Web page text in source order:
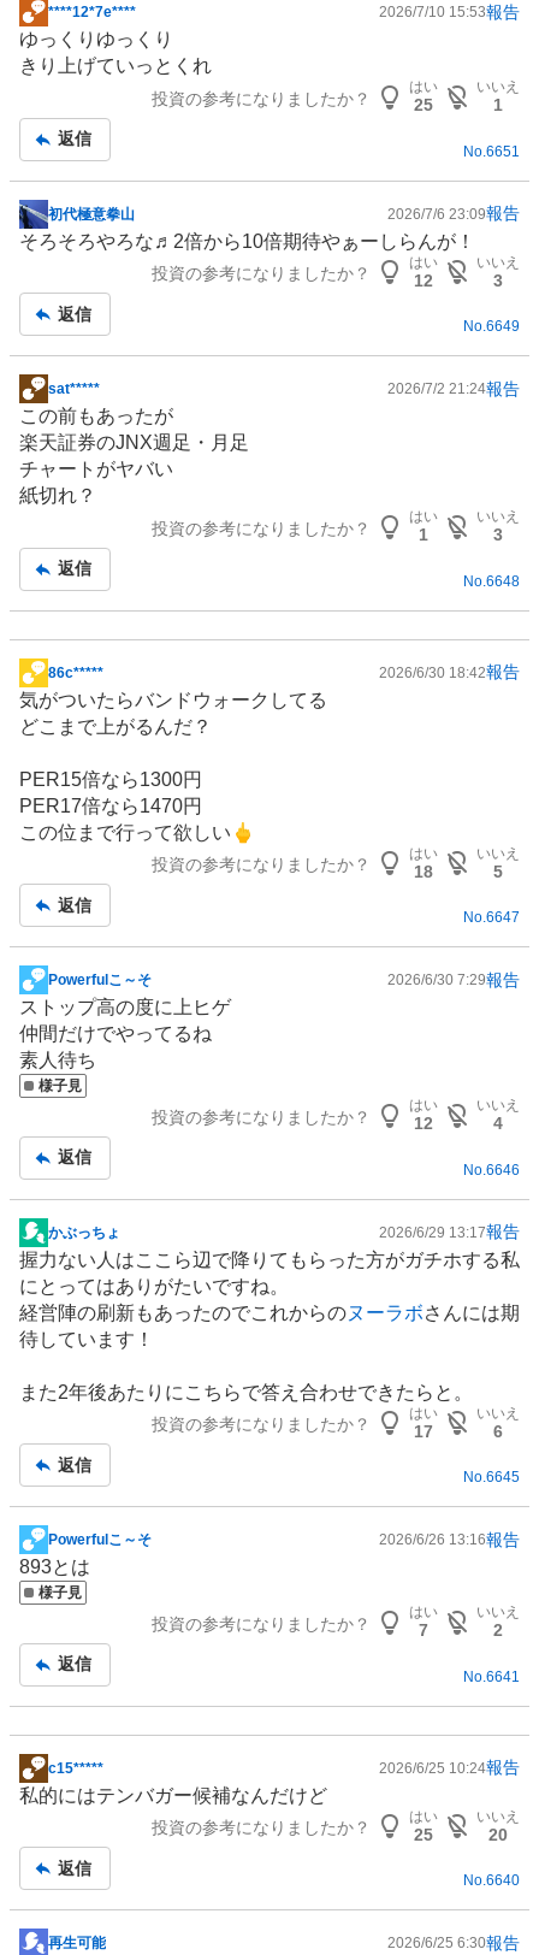
掲
示
板
****12*7e**** 2026/7/10 15:53報告
ゆっくりゆっくり
きり上げていっとくれ
投資の参考になりましたか？
はい
25
いいえ
1
返信
No. 6651
掲
示
事
初代極意拳山 2026/7/6 23:09報告
そろそろやろな♬2倍から10倍期待やぁーしらんが！
投資の参考になりましたか？
はい
12
いいえ
3
返信
No.6649
掲
示
板
記
事
sat***** 2026/7/2 21:24報告
この前もあったが
楽天証券のJNX週足・月足
チャートがヤバい
紙切れ？
投資の参考になりましたか？
はい
1
いいえ
3
返信
No. 6648
掲
示
板
事
86c***** 2026/6/30 18:42報告
気がついたらバンドウォークしてる
どこまで上がるんだ？
PER15倍なら1300円
PER17倍なら1470円
この位まで行って欲しい🖕
投資の参考になりましたか？
はい
18
いいえ
5
返信
No.6647
掲
示
板
記
事
Powerfulこ～そ 2026/6/30 7:29報告
ストップ高の度に上ヒゲ
仲間だけでやってるね
素人待ち
様子見
投資の参考になりましたか？
はい
12
いいえ
4
返信
No. 6646
掲
示
板
記
事
かぶっちょ 2026/6/29 13:17報告
握力ない人はここら辺で降りてもらった方がガチホする私
にとってはありがたいですね。
経営陣の刷新もあったのでこれからのヌーラボさんには期
待しています！
また2年後あたりにこちらで答え合わせできたらと。
投資の参考になりましたか？
はい
17
いいえ
6
返信
No.6645
掲
示
板
Powerfulこ～そ 2026/6/26 13:16報告
893とは
様子見
投資の参考になりましたか？
はい
7
いいえ
2
返信
No. 6641
掲
示
事
c15***** 2026/6/25 10:24報告
私的にはテンバガー候補なんだけど
投資の参考になりましたか？
はい
25
いいえ
20
返信
No.6640
再生可能 2026/6/25 6:30報告